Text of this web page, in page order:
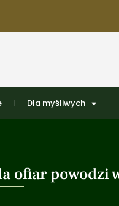
Dla myśliwych
ofiar powodzi